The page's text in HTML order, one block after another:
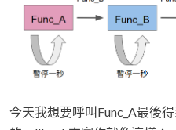
今天我想要呼叫Func_A最後